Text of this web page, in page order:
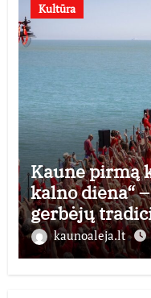
Kultūra
Kaune pirmą
kalno diena“
gerbėjų
Lietuvą
kaunoaleja.lt